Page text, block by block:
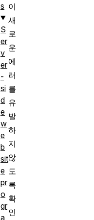
이
새
로
운
에
러
를
유
발
하
지
않
도
록
확
인
s
S
er
v
er
-
si
d
e
w
e
b
sit
e
pr
o
gr
a